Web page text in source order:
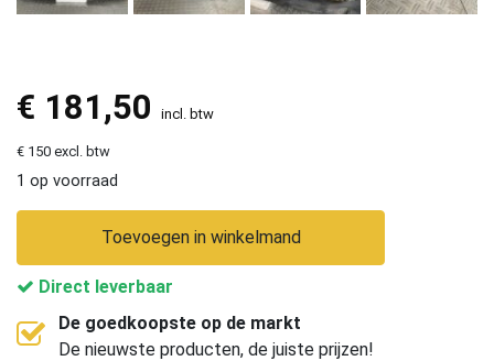
€ 181,50 incl. btw
€ 150 excl. btw
1 op voorraad
Toevoegen in winkelmand
Direct leverbaar
De goedkoopste op de markt
De nieuwste producten, de juiste prijzen!